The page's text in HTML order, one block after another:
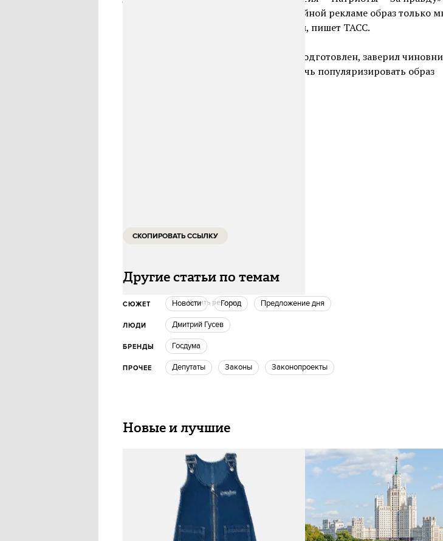
Купить рекламу
Гусев предложил использовать в семейной рекламе образ только
семьи — с тремя или четырьмя детьми, пишет ТАСС.
Соответствующий законопроект уже подготовлен, заверил
Он утверждает, что мера должна помочь популяризировать образ
СКОПИРОВАТЬ ССЫЛКУ
Другие статьи по темам
СЮЖЕТ новости город Предложение дня
ЛЮДИ Дмитрий Гусев
БРЕНДЫ госдума
ПРОЧЕЕ депутаты законы законопроекты
Новые и лучшие